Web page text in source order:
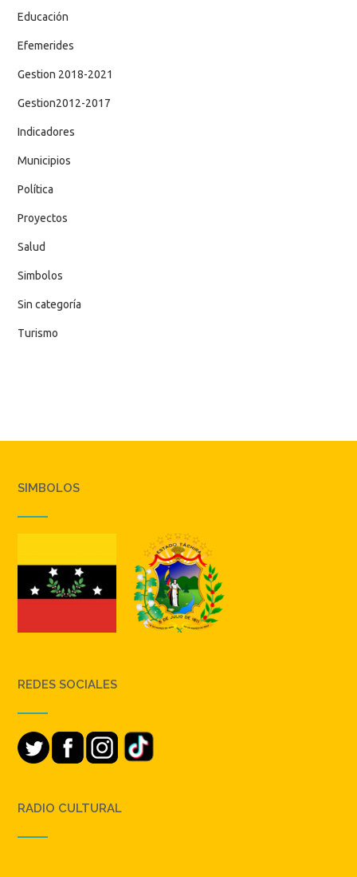
Educación
Efemerides
Gestion 2018-2021
Gestion2012-2017
Indicadores
Municipios
Política
Proyectos
Salud
Simbolos
Sin categoría
Turismo
SIMBOLOS
REDES SOCIALES
RADIO CULTURAL